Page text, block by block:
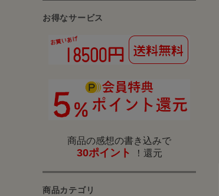
お得なサービス
商品の感想の書き込みで
30ポイント ！還元
商品カテゴリ